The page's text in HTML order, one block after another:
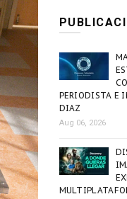
PERIODISTA E
DIAZ
Aug 06, 2026